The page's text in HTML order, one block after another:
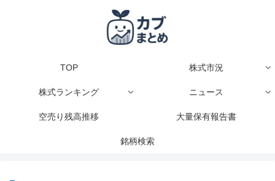
TOP 株式市況
株式ランキング ニュース
空売り残高推移 大量保有報告書
銘柄検索